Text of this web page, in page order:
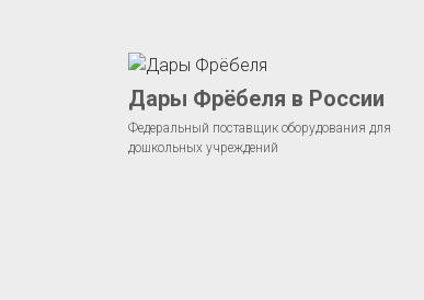
Дары Фрёбеля в России
Федеральный поставщик оборудования для
дошкольных учреждений